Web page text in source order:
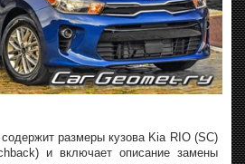
размеры кузова Kia RIO (SC)
и включает описание замены